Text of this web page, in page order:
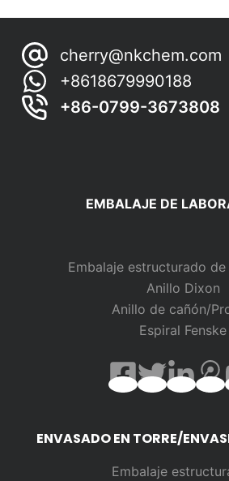
cherry@nkchem.com
+8618679990188
+86-0799-3673808
EMBALAJE DE
Embalaje estructurado
Anillo Dixon
Anillo de cañón/
Espiral Fenske
ENVASADO EN TORRE/
Embalaje